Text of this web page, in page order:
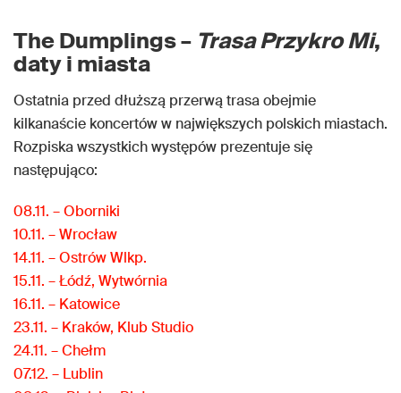
The Dumplings – Trasa Przykro Mi,
daty i miasta
Ostatnia przed dłuższą przerwą trasa obejmie
kilkanaście koncertów w największych polskich miastach.
Rozpiska wszystkich występów prezentuje się
następująco:
08.11. – Oborniki
10.11. – Wrocław
14.11. – Ostrów Wlkp.
15.11. – Łódź, Wytwórnia
16.11. – Katowice
23.11. – Kraków, Klub Studio
24.11. – Chełm
07.12. – Lublin